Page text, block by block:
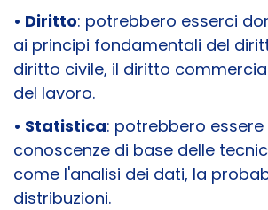
• Diritto: potrebbero esserci
ai principi fondamentali del
diritto civile, il diritto
del lavoro.
• Statistica: potrebbero
conoscenze di base delle
come l'analisi dei dati, la
distribuzioni.